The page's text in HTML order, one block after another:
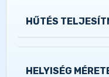
HŰTÉS
HELYISÉG